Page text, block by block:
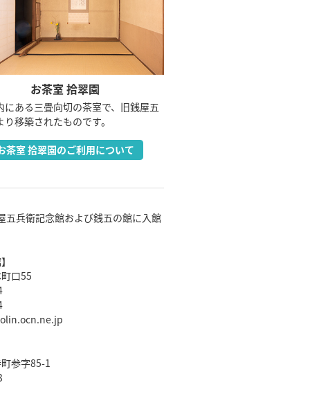
お茶室 拾翠園
にある三畳向切の茶室で、旧銭屋五
り移築されたものです。
茶室 拾翠園のご利用について
五兵衛記念館および銭五の館に入館
口55
参字85-1